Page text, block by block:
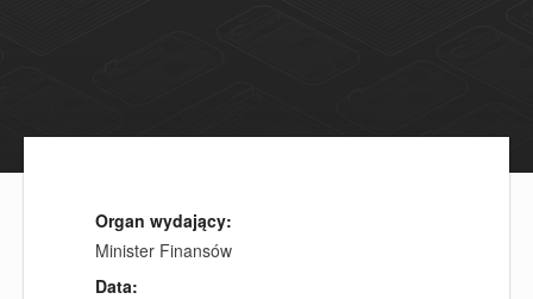
Organ wydający:
Minister Finansów
Data: